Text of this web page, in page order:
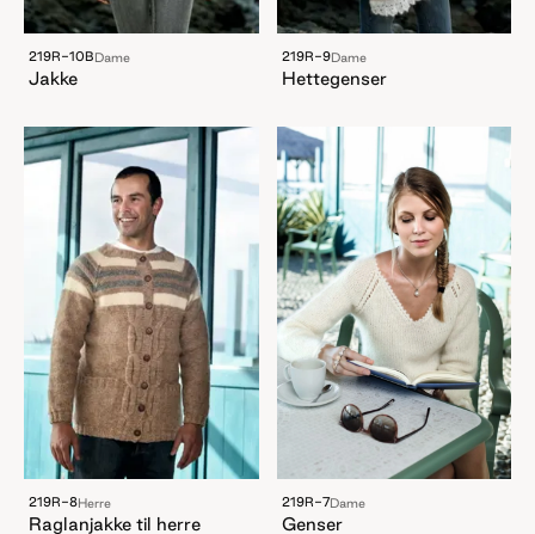
219R-10BDame
Jakke
219R-9Dame
Hettegenser
219R-8Herre
Raglanjakke til herre
219R-7Dame
Genser